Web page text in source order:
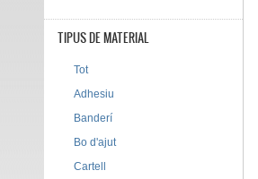
TIPUS DE MATERIAL
Tot
Adhesiu
Banderí
Bo d'ajut
Cartell